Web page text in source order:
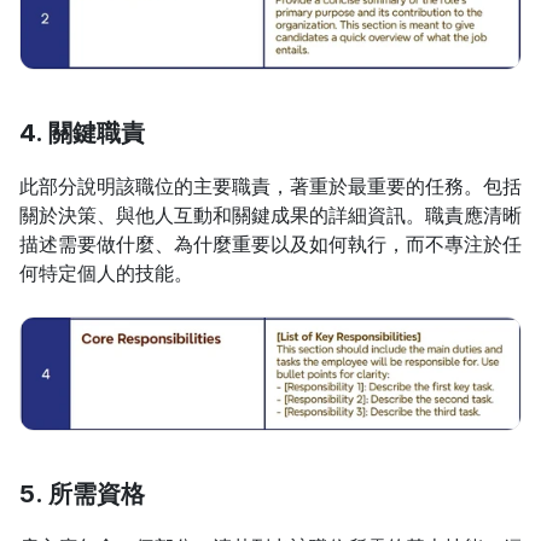
4. 關鍵職責
此部分說明該職位的主要職責，著重於最重要的任務。包括
關於決策、與他人互動和關鍵成果的詳細資訊。職責應清晰
描述需要做什麼、為什麼重要以及如何執行，而不專注於任
何特定個人的技能。
5. 所需資格